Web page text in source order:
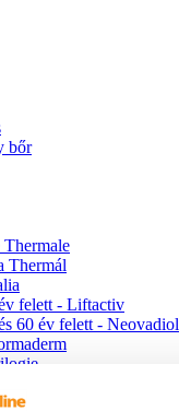
bőr
Thermale
Thermál
felett - Liftactiv
60 év felett - Neovadiol